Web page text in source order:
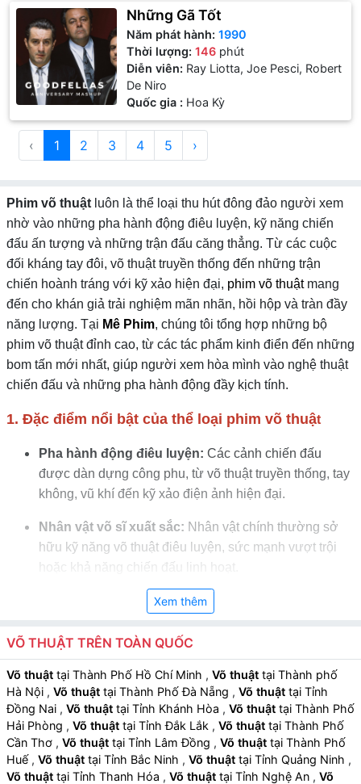
Những Gã Tốt
Năm phát hành:1990
Thời lượng:146 phút
Diễn viên: Ray Liotta, Joe Pesci, Robert
De Niro
Quốc gia : Hoa Kỳ
‹ 1 2 3 4 5 ›
Phim võ thuậtluôn là thể loại thu hút đông đảo người xem
nhờ vào những pha hành động điêu luyện, kỹ năng chiến
đấu ấn tượng và những trận đấu căng thẳng. Từ các cuộc
đối kháng tay đôi, võ thuật truyền thống đến những trận
chiến hoành tráng với kỹ xảo hiện đại, phim võ thuậtmang
đến cho khán giả trải nghiệm mãn nhãn, hồi hộp và tràn đầy
năng lượng. Tại Mê Phim, chúng tôi tổng hợp những bộ
phim võ thuật đỉnh cao, từ các tác phẩm kinh điển đến những
bom tấn mới nhất, giúp người xem hòa mình vào nghệ thuật
chiến đấu và những pha hành động đầy kịch tính.
1. Đặc điểm nổi bật của thể loại phim võ thuật
Pha hành động điêu luyện: Các cảnh chiến đấu
được dàn dựng công phu, từ võ thuật truyền thống, tay
không, vũ khí đến kỹ xảo điện ảnh hiện đại.
Nhân vật võ sĩ xuất sắc: Nhân vật chính thường sở
hữu kỹ năng võ thuật điêu luyện, sức mạnh vượt trội
hoặc khả năng chiến đấu linh hoạt.
Câu chuyện tranh đấu và danh dự:
danh dự hoặc các sứ mệnh quan trọng.
Hiệu ứng hình ảnh và âm nhạc sống động:Kỹ xảo
chiến đấu, ánh sáng, âm nhạc hùng tráng và hiệu ứng
âm thanh tăng cảm giác kịch tính và chân thực.
Xem thêm
VÕ THUẬT TRÊN TOÀN QUỐC
Võ thuật tại Thành Phố Hồ Chí Minh , Võ thuật tại Thành phố
Hà Nội , Võ thuật tại Thành Phố Đà Nẵng , Võ thuật tại Tỉnh
Đồng Nai , Võ thuật tại Tỉnh Khánh Hòa , Võ thuật tại Thành Phố
Hải Phòng , Võ thuật tại Tỉnh Đắk Lắk , Võ thuật tại Thành Phố
Cần Thơ , Võ thuật tại Tỉnh Lâm Đồng , Võ thuật tại Thành Phố
Huế , Võ thuật tại Tỉnh Bắc Ninh , Võ thuật tại Tỉnh Quảng Ninh ,
Võ thuật tại Tỉnh Thanh Hóa , Võ thuật tại Tỉnh Nghệ An , Võ